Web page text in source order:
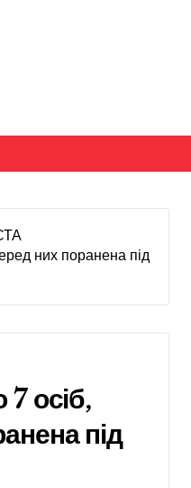
них поранена під
7 осіб,
під